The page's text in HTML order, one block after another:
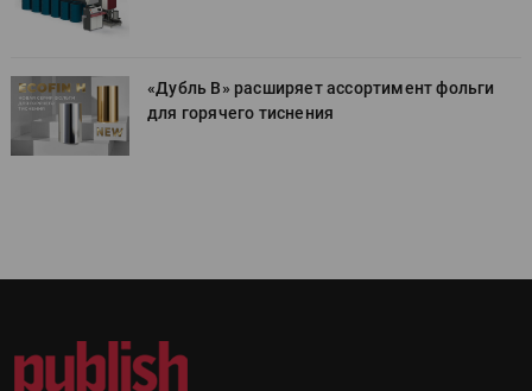
«Дубль В» расширяет ассортимент фольги
для горячего тиснения